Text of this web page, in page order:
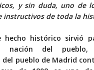
y sin duda, uno de
instructivos de toda la
hecho histórico sirvió
nación del
pueblo de Madrid